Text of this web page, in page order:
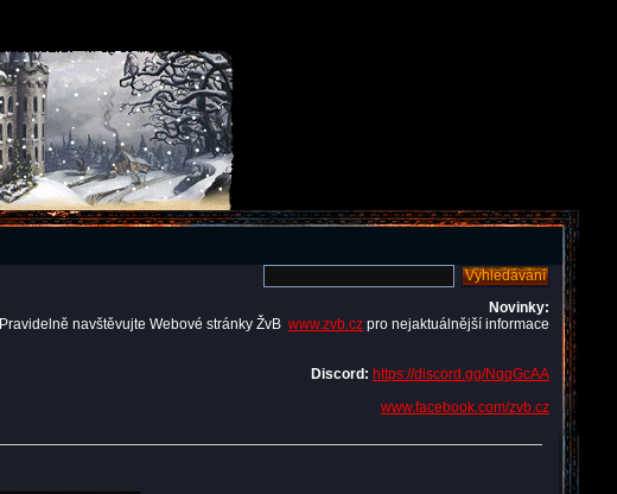
Novinky:
Pravidelně navštěvujte Webové stránky ŽvB www.zvb.cz pro nejaktuálnější informace
Discord: https://discord.gg/NqqGcAA
www.facebook.com/zvb.cz